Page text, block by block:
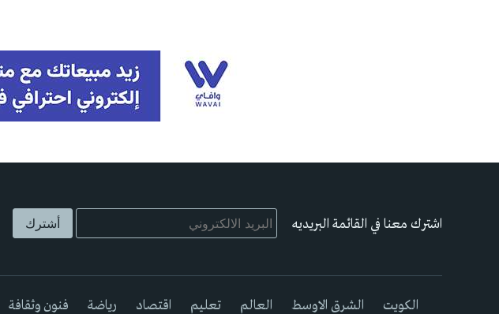
اشترك معنا في القائمة البريديه
الكويت الشرق الاوسط العالم تعليم اقتصاد رياضة فنون وثقافة